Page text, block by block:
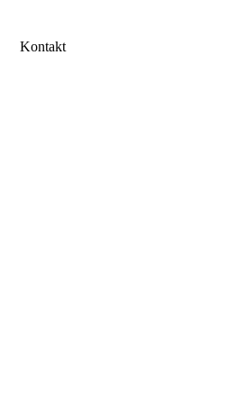
Kontakt